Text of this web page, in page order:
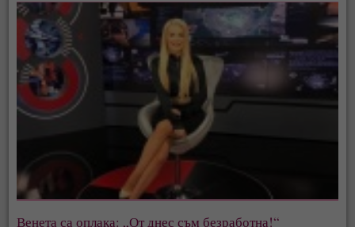
Венета са оплака: „От днес съм безработна!“